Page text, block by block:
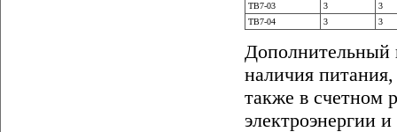
ТВ7-03
3
3
ТВ7-04
3 3
Дополнительный
наличия
также в счетном
электроэнергии